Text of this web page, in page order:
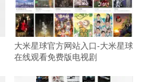
大米星球官方网站入口-大米星球
在线观看免费版电视剧